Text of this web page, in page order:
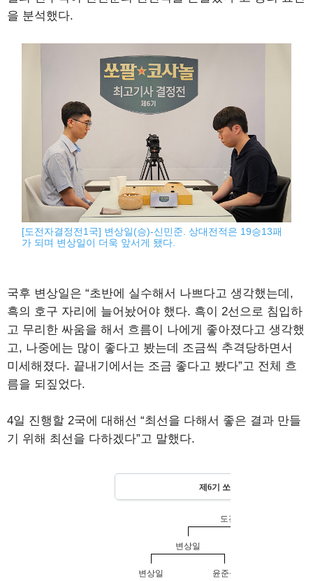
을 분석했다.
[도전자결정전1국] 변상일(승)-신민준. 상대전적은 19승13패
가 되며 변상일이 더욱 앞서게 됐다.
국후 변상일은 “초반에 실수해서 나쁘다고 생각했는데,
흑의 호구 자리에 늘어놨어야 했다. 흑이 2선으로 침입하
고 무리한 싸움을 해서 흐름이 나에게 좋아졌다고 생각했
고, 나중에는 많이 좋다고 봤는데 조금씩 추격당하면서
미세해졌다. 끝내기에서는 조금 좋다고 봤다”고 전체 흐
름을 되짚었다.
4일 진행할 2국에 대해선 “최선을 다해서 좋은 결과 만들
기 위해 최선을 다하겠다”고 말했다.